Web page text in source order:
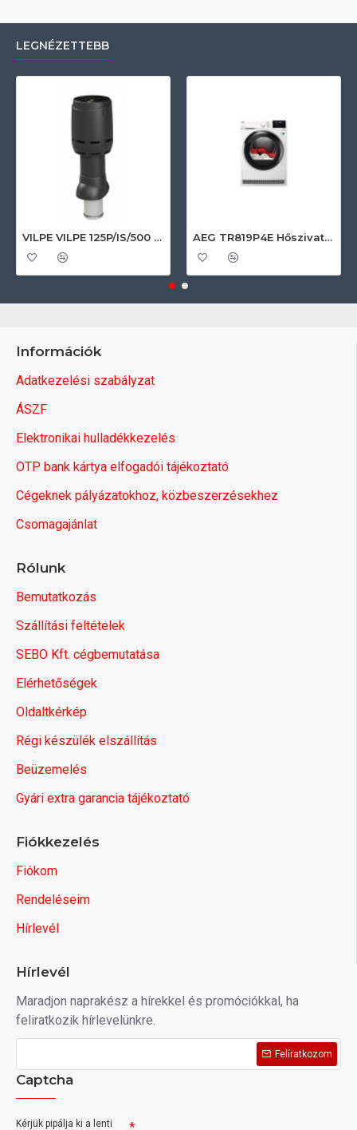
LEGNÉZETTEBB
VILPE VILPE 125P/IS/500 FLOW tetőszellőző, fekete Szellőztető ventilátor tartozékok AEG TR819P4E Hőszivattyús szárítógép
Információk
Adatkezelési szabályzat
ÁSZF
Elektronikai hulladékkezelés
OTP bank kártya elfogadói tájékoztató
Cégeknek pályázatokhoz, közbeszerzésekhez
Csomagajánlat
Rólunk
Bemutatkozás
Szállítási feltételek
SEBO Kft. cégbemutatása
Elérhetőségek
Oldaltkérkép
Régi készülék elszállítás
Beüzemelés
Gyári extra garancia tájékoztató
Fiókkezelés
Fiókom
Rendeléseim
Hírlevél
Hírlevél
Maradjon naprakész a hírekkel és promóciókkal, ha
feliratkozik hírlevelünkre.
Felíratkozom
Captcha
Kérjük pipálja ki a lenti